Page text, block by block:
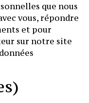
que nous
vous, répondre
et pour
sur notre site